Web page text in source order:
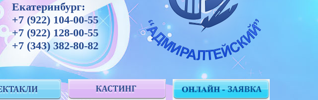
Екатеринбург:
+7 (922) 104-00-55
+7 (922) 128-00-55
+7 (343) 382-80-82